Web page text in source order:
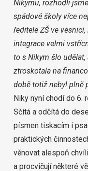
Nikymu, rozhodli
spádové školy více
ředitele ZŠ ve
integrace velmi
to s Nikym šlo
ztroskotala na
době totiž nebyl plně
Niky nyní chodí do 6.
Sčítá a odčítá do
písmen tiskacím i
praktických
věnovat alespoň
a procvičují některé